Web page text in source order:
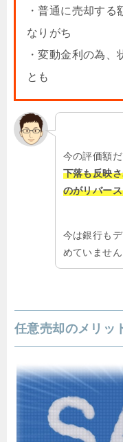
・普通に売却す
なりがち
・変動金利の為、
とも
今の評価額
下落も反映
のがリバー
今は銀行も
めていません
任意売却のメリッ